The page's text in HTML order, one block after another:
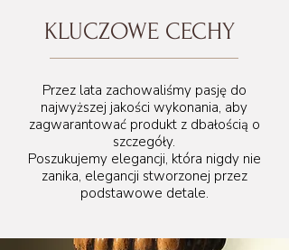
KLUCZOWE CECHY
Przez lata zachowaliśmy pasję do
najwyższej jakości wykonania, aby
zagwarantować produkt z dbałością o
szczegóły.
Poszukujemy elegancji, która nigdy nie
zanika, elegancji stworzonej przez
podstawowe detale.